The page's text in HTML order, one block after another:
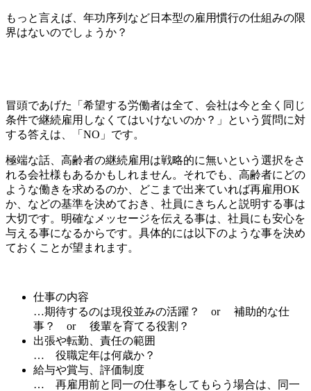
もっと言えば、年功序列など日本型の雇用慣行の仕組みの限
界はないのでしょうか？
冒頭であげた「希望する労働者は全て、会社は今と全く同じ
条件で継続雇用しなくてはいけないのか？」という質問に対
する答えは、「NO」です。
極端な話、高齢者の継続雇用は戦略的に無いという選択をさ
れる会社様もあるかもしれません。それでも、高齢者にどの
ような働きを求めるのか、どこまで出来ていれば再雇用OK
か、などの基準を決めておき、社員にきちんと説明する事は
大切です。明確なメッセージを伝える事は、社員にも安心を
与える事になるからです。具体的には以下のような事を決め
ておくことが望まれます。
仕事の内容
…期待するのは現役並みの活躍？ or 補助的な仕
事？ or 後輩を育てる役割？
出張や転勤、責任の範囲
… 役職定年は何歳か？
給与や賞与、評価制度
… 再雇用前と同一の仕事をしてもらう場合は、同一